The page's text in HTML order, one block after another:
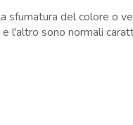
sfumatura del colore o
l'altro sono normali